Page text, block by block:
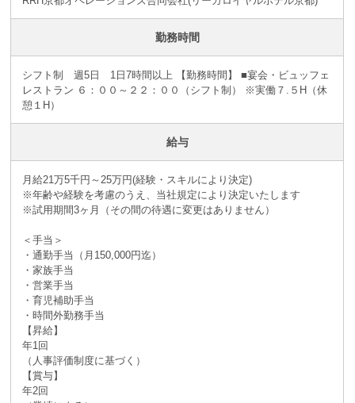
勤務時間
シフト制 週5日 1日7時間以上 【勤務時間】 ■宴会・ビュッフェ
レストラン ６：００～２２：００（シフト制） ※実働７.５H（休
憩１H）
給与
月給21万5千円～25万円(経験・スキルにより決定)
※年齢や経験を考慮のうえ、当社規定により決定いたします
※試用期間3ヶ月（その間の待遇に変更はありません）
＜手当＞
・通勤手当（月150,000円迄）
・家族手当
・営業手当
・育児補助手当
・時間外勤務手当
【昇給】
年1回
（人事評価制度に基づく）
【賞与】
年2回